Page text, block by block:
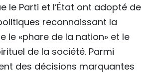
le Parti et l’État ont adopté de
reconnaissant la
le «phare de la nation» et le
de la société. Parmi
des décisions marquantes